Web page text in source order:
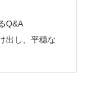
Q&A
出し、平穏な